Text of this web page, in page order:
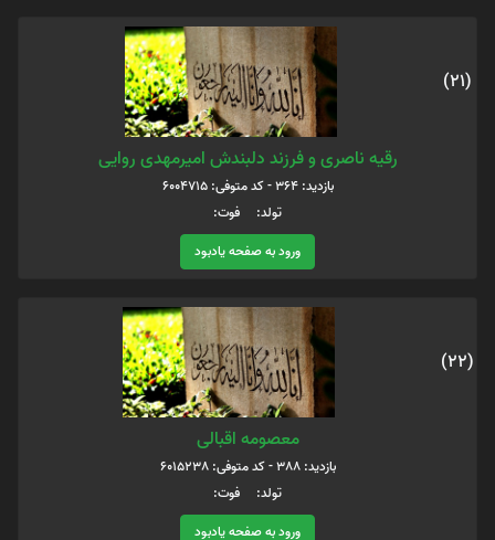
(21)
رقیه ناصری و فرزند دلبندش امیرمهدی روایی
بازدید: 364 - کد متوفی: 6004715
تولد: فوت:
ورود به صفحه یادبود
(22)
معصومه اقبالی
بازدید: 388 - کد متوفی: 6015238
تولد: فوت:
ورود به صفحه یادبود